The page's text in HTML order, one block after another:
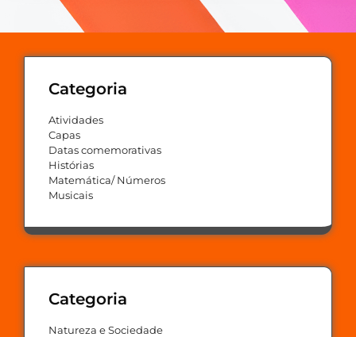
Categoria
Atividades
Capas
Datas comemorativas
Histórias
Matemática/ Números
Musicais
Categoria
Natureza e Sociedade